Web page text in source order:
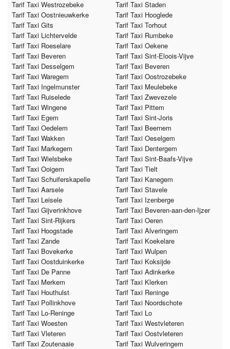
Tarif Taxi Westrozebeke
Tarif Taxi Staden
Tarif Taxi Oostnieuwkerke
Tarif Taxi Hooglede
Tarif Taxi Gits
Tarif Taxi Torhout
Tarif Taxi Lichtervelde
Tarif Taxi Rumbeke
Tarif Taxi Roeselare
Tarif Taxi Oekene
Tarif Taxi Beveren
Tarif Taxi Sint-Eloois-Vijve
Tarif Taxi Desselgem
Tarif Taxi Beveren
Tarif Taxi Waregem
Tarif Taxi Oostrozebeke
Tarif Taxi Ingelmunster
Tarif Taxi Meulebeke
Tarif Taxi Ruiselede
Tarif Taxi Zwevezele
Tarif Taxi Wingene
Tarif Taxi Pittem
Tarif Taxi Egem
Tarif Taxi Sint-Joris
Tarif Taxi Oedelem
Tarif Taxi Beernem
Tarif Taxi Wakken
Tarif Taxi Oeselgem
Tarif Taxi Markegem
Tarif Taxi Dentergem
Tarif Taxi Wielsbeke
Tarif Taxi Sint-Baafs-Vijve
Tarif Taxi Ooigem
Tarif Taxi Tielt
Tarif Taxi Schuiferskapelle
Tarif Taxi Kanegem
Tarif Taxi Aarsele
Tarif Taxi Stavele
Tarif Taxi Leisele
Tarif Taxi Izenberge
Tarif Taxi Gijverinkhove
Tarif Taxi Beveren-aan-den-Ijzer
Tarif Taxi Sint-Rijkers
Tarif Taxi Oeren
Tarif Taxi Hoogstade
Tarif Taxi Alveringem
Tarif Taxi Zande
Tarif Taxi Koekelare
Tarif Taxi Bovekerke
Tarif Taxi Wulpen
Tarif Taxi Oostduinkerke
Tarif Taxi Koksijde
Tarif Taxi De Panne
Tarif Taxi Adinkerke
Tarif Taxi Merkem
Tarif Taxi Klerken
Tarif Taxi Houthulst
Tarif Taxi Reninge
Tarif Taxi Pollinkhove
Tarif Taxi Noordschote
Tarif Taxi Lo-Reninge
Tarif Taxi Lo
Tarif Taxi Woesten
Tarif Taxi Westvleteren
Tarif Taxi Vleteren
Tarif Taxi Oostvleteren
Tarif Taxi Zoutenaaie
Tarif Taxi Wulveringem